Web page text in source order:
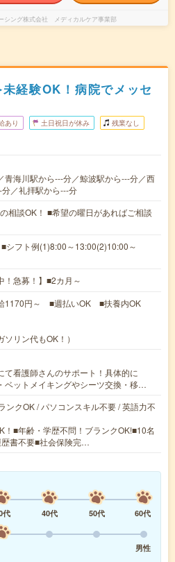
シング株式会社 メディカルケア事業部
経験OK！病院でメッセ
あり 土日祝日が休み 残業なし
青海川駅から---分／鯨波駅から---分／西
／礼拝駅から---分
相談OK！ ■希望の曜日があればご相談
シフト例(1)8:00～13:00(2)10:00～
！急募！】■2カ月～
1170円～ ■週払いOK ■扶養内OK
リン代もOK！）
看護師さんのサポート！具体的に
ベットメイキングやシーツ交換・移…
ンクOK / パソコンスキル不要 / 英語力不
！■年齢・学歴不問！ブランクOK!■10名
書不要■社会保険完…
代 40代 50代
60代
男性